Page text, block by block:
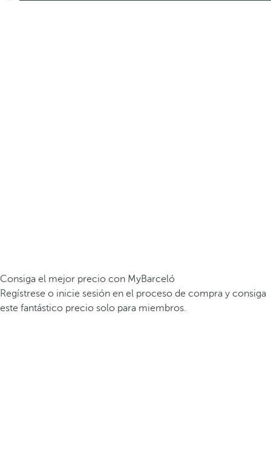
Consiga el mejor precio con MyBarceló
Regístrese o inicie sesión en el proceso de compra y consiga
este fantástico precio solo para miembros.